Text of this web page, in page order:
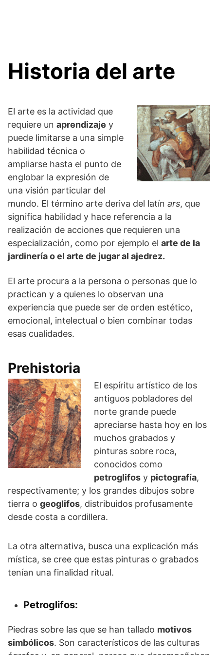
Historia del arte
El arte es la actividad que
requiere un aprendizaje y
puede limitarse a una simple
habilidad técnica o
ampliarse hasta el punto de
englobar la expresión de
una visión particular del
mundo. El término arte deriva del latín ars, que
significa habilidad y hace referencia a la
realización de acciones que requieren una
especialización, como por ejemplo el arte de la
jardinería o el arte de jugar al ajedrez.
El arte procura a la persona o personas que lo
practican y a quienes lo observan una
experiencia que puede ser de orden estético,
emocional, intelectual o bien combinar todas
esas cualidades.
Prehistoria
El espíritu artístico de los
antiguos pobladores del
norte grande puede
apreciarse hasta hoy en los
muchos grabados y
pinturas sobre roca,
conocidos como
petroglifos y pictografía,
respectivamente; y los grandes dibujos sobre
tierra o geoglifos, distribuidos profusamente
desde costa a cordillera.
La otra alternativa, busca una explicación más
mística, se cree que estas pinturas o grabados
tenían una finalidad ritual.
Petroglifos:
Piedras sobre las que se han tallado motivos
simbólicos. Son característicos de las culturas